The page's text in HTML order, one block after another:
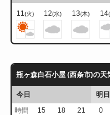
11(火) 12(水) 13(木) 14
瓶ヶ森白石小屋 (西条市)の天
今日
明日
時間
15 18 21 0